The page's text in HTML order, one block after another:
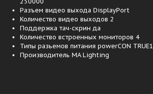
Разъем видео выхода DisplayPort
Количество видео выходов 2
Поддержка тач-скрин да
Количество встроенных мониторов 4
Типы разьемов питания powerCON TRUE1
Производитель MA Lighting